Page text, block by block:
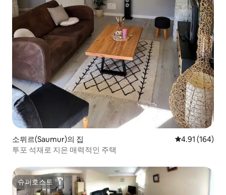
소뮈르(Saumur)의 집 평점 4.91점(5
4.91 (164)
투포 석재로 지은 매력적인 주택
슈퍼호스트
슈퍼호스트